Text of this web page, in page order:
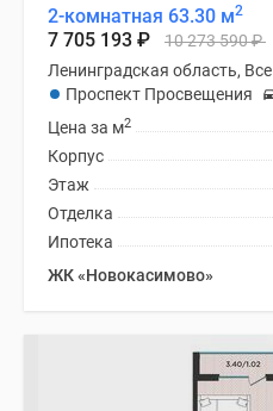
2-комнатная 63.30 м2
7 705 193 ₽ 10 273 590₽
Ленинградская область,
Проспект Просвещения
Цена за м2
Корпус
Этаж
Отделка
Ипотека
ЖК «Новокасимово»